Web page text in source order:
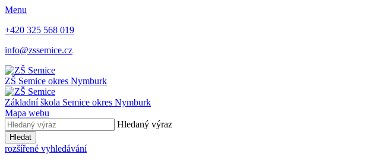
Menu
+420 325 568 019
info@zssemice.cz
ZŠ Semice okres Nymburk
Základní škola Semice okres Nymburk
Mapa webu
Hledaný výraz
Hledat
rozšířené vyhledávání